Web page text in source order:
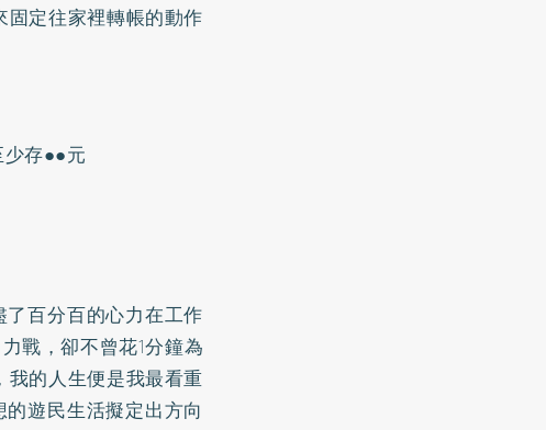
定往家裡轉帳的動作
存●●元
百分百的心力在工作
戰，卻不曾花1分鐘為
的人生便是我最看重
遊民生活擬定出方向